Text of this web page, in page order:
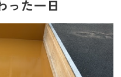
った一日